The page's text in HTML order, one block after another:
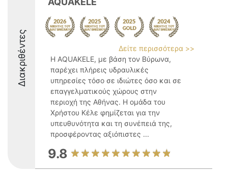
Διακριθέντες
Δείτε περισσότερα >>
Η AQUAKELE, με βάση τον Βύρωνα,
παρέχει πλήρεις υδραυλικές
υπηρεσίες τόσο σε ιδιώτες όσο και σε
επαγγελματικούς χώρους στην
περιοχή της Αθήνας. Η ομάδα του
Χρήστου Κέλε φημίζεται για την
υπευθυνότητα και τη συνέπειά της,
προσφέροντας αξιόπιστες ...
9.8